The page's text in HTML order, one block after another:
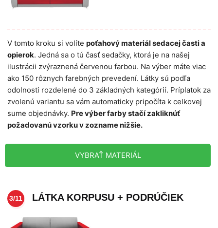
V tomto kroku si volíte poťahový materiál sedacej časti a
opierok. Jedná sa o tú časť sedačky, ktorá je na našej
ilustrácii zvýraznená červenou farbou. Na výber máte viac
ako 150 rôznych farebných prevedení. Látky sú podľa
odolnosti rozdelené do 3 základných kategórií. Príplatok za
zvolenú variantu sa vám automaticky pripočíta k celkovej
sume objednávky. Pre výber farby stačí zakliknúť
požadovanú vzorku v zozname nižšie.
VYBRAŤ MATERIÁL
3/11 LÁTKA KORPUSU + PODRÚČIEK